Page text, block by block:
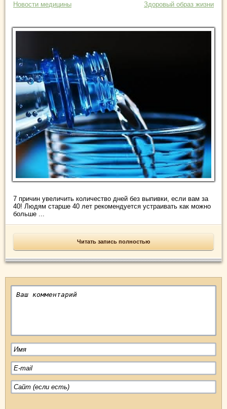
Новости медицины Здоровый образ жизни
7 причин увеличить количество дней без выпивки, если вам за
40! Людям старше 40 лет рекомендуется устраивать как можно
больше ...
Читать запись полностью